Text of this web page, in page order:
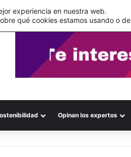
Opinan los expertos
experiencia en nuestra web.
qué cookies estamos usando o